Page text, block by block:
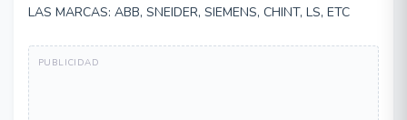
LAS MARCAS: ABB, SNEIDER, SIEMENS, CHINT, LS, ETC